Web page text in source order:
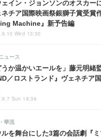
ェイン・ジョンソンのオスカー
ネチア国際映画祭銀獅子賞受賞
Machine』新予告編
Wed 13:30
うか温かいエールを」藤元明緒
／ロストランド』ヴェネチア
ュース
Sun 18:36
ルを舞台にした3篇の会話劇『ミ
華流